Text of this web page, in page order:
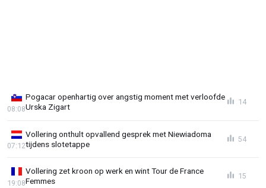
Pogacar openhartig over angstig moment met verloofde
Urska Zigart
08:08
14
Vollering onthult opvallend gesprek met Niewiadoma
tijdens slotetappe
07:12
54
Vollering zet kroon op werk en wint Tour de France
Femmes
19:08
15